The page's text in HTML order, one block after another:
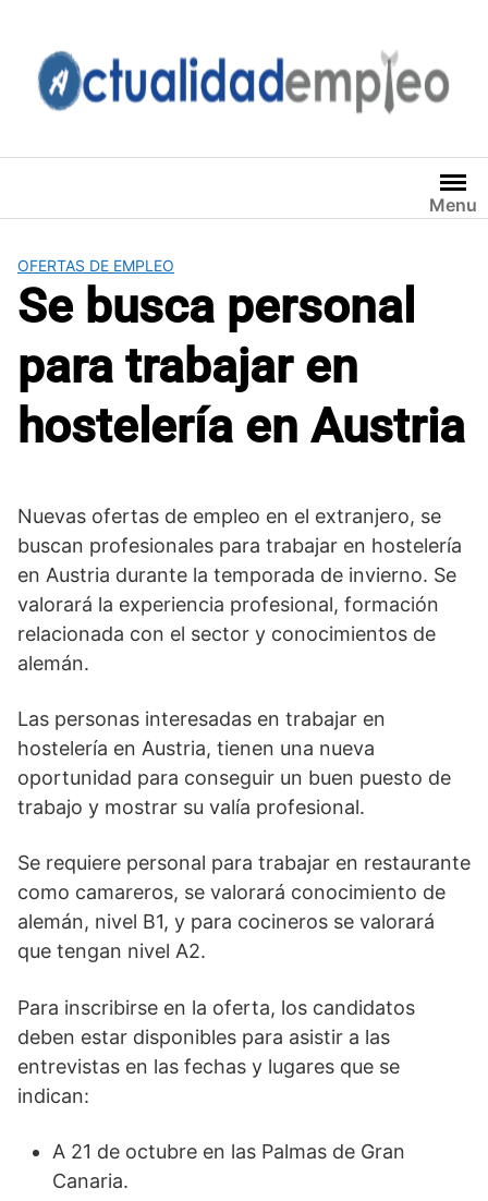
contenido
Menu
OFERTAS DE EMPLEO
Se busca personal
para trabajar en
hostelería en Austria
Nuevas ofertas de empleo en el extranjero, se
buscan profesionales para trabajar en hostelería
en Austria durante la temporada de invierno. Se
valorará la experiencia profesional, formación
relacionada con el sector y conocimientos de
alemán.
Las personas interesadas en trabajar en
hostelería en Austria, tienen una nueva
oportunidad para conseguir un buen puesto de
trabajo y mostrar su valía profesional.
Se requiere personal para trabajar en restaurante
como camareros, se valorará conocimiento de
alemán, nivel B1, y para cocineros se valorará
que tengan nivel A2.
Para inscribirse en la oferta, los candidatos
deben estar disponibles para asistir a las
entrevistas en las fechas y lugares que se
indican:
A 21 de octubre en las Palmas de Gran
Canaria.